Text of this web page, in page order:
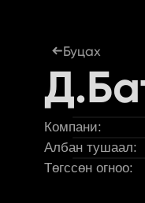
Буцах
Компани:
Албан тушаал:
Төгссөн огноо: